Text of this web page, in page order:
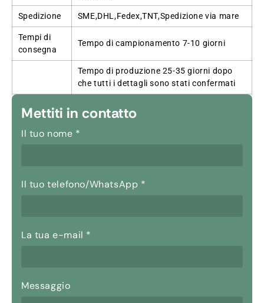
Spedizione SME,DHL,Fedex,TNT,Spedizione via mare
Tempi di
consegna
Tempo di campionamento 7-10 giorni
Tempo di produzione 25-35 giorni dopo
che tutti i dettagli sono stati confermati
Mettiti in contatto
Il tuo nome *
Il tuo telefono/WhatsApp *
La tua e-mail *
Messaggio